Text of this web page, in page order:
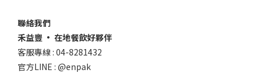
聯絡我們
禾益豐 • 在地餐飲好夥伴
客服專線 : 04-8281432
官方LINE : @enpak